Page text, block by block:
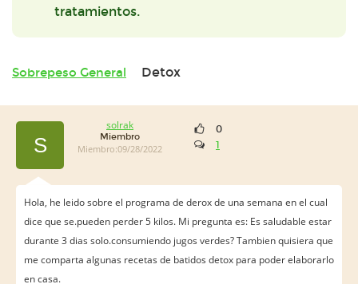
tratamientos.
Sobrepeso General Detox
S
solrak
Miembro
Miembro:09/28/2022
0
1
Hola, he leido sobre el programa de derox de una semana en el cual
dice que se.pueden perder 5 kilos. Mi pregunta es: Es saludable estar
durante 3 dias solo.consumiendo jugos verdes? Tambien quisiera que
me comparta algunas recetas de batidos detox para poder elaborarlo
en casa.